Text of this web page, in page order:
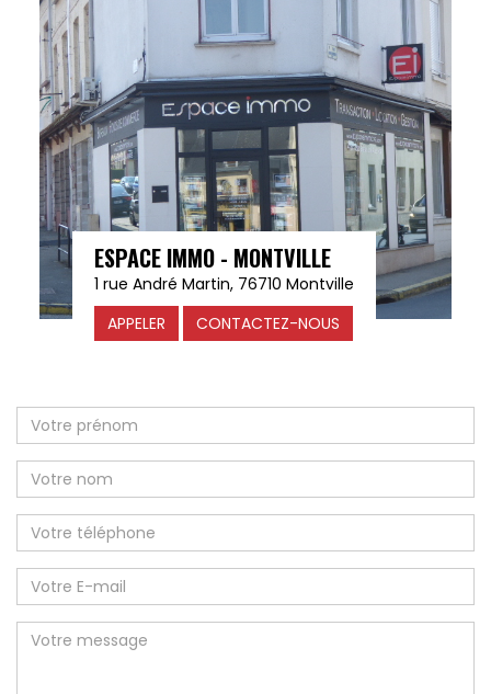
ESPACE IMMO - MONTVILLE
1 rue André Martin, 76710 Montville
APPELER
CONTACTEZ-NOUS